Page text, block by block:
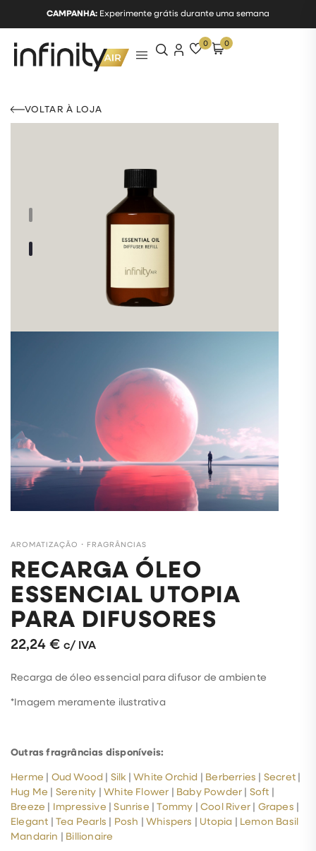
CAMPANHA: Experimente grátis durante uma semana
0 0
VOLTAR À LOJA
AROMATIZAÇÃO ・ FRAGRÂNCIAS
RECARGA ÓLEO
ESSENCIAL UTOPIA
PARA DIFUSORES
22,24€ c/ IVA
Recarga de óleo essencial para difusor de ambiente
*Imagem meramente ilustrativa
Outras fragrâncias disponíveis:
Herme | Oud Wood | Silk|White Orchid | Berberries | Secret |
Hug Me | Serenity |White Flower | Baby Powder | Soft |
Breeze | Impressive |Sunrise |Tommy |Cool River | Grapes |
Elegant |Tea Pearls | Posh |Whispers | Utopia | Lemon Basil
Mandarin | Billionaire